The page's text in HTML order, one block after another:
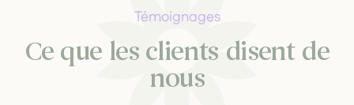
Témoignages
Ce que les clients disent de
nous